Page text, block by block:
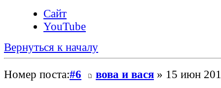
Сайт
YouTube
Вернуться к началу
Номер поста:#6 вова и вася » 15 июн